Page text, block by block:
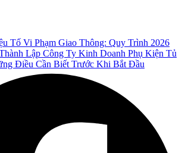
Tố Vi Phạm Giao Thông: Quy Trình 2026
Lập Công Ty Kinh Doanh Phụ Kiện Tủ
Điều Cần Biết Trước Khi Bắt Đầu